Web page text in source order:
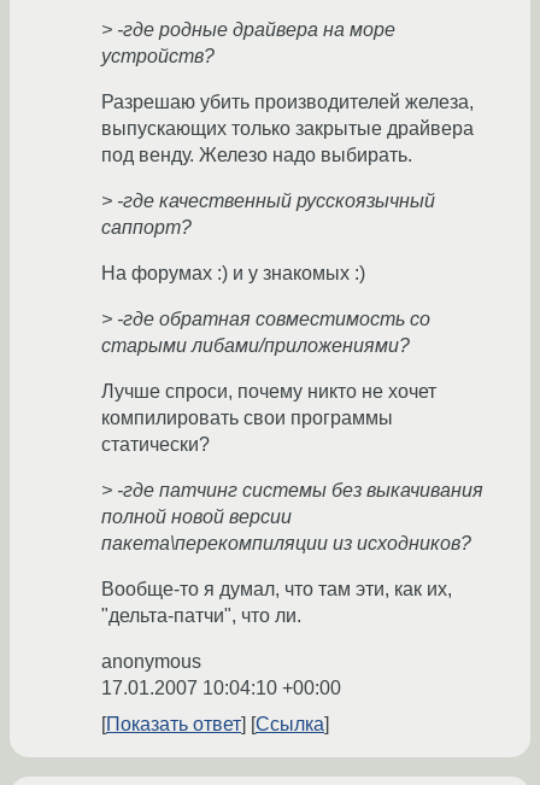
> -где родные драйвера на море
устройств?
Разрешаю убить производителей железа,
выпускающих только закрытые драйвера
под венду. Железо надо выбирать.
> -где качественный русскоязычный
саппорт?
На форумах :) и у знакомых :)
> -где обратная совместимость со
старыми либами/приложениями?
Лучше спроси, почему никто не хочет
компилировать свои программы
статически?
> -где патчинг системы без выкачивания
полной новой версии
пакета\перекомпиляции из исходников?
Вообще-то я думал, что там эти, как их,
"дельта-патчи", что ли.
anonymous
17.01.2007 10:04:10 +00:00
Показать ответ
Ссылка